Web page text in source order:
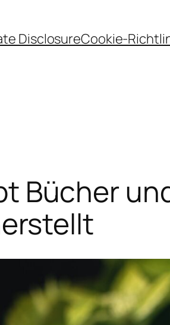
DisclosureCookie-
Bücher